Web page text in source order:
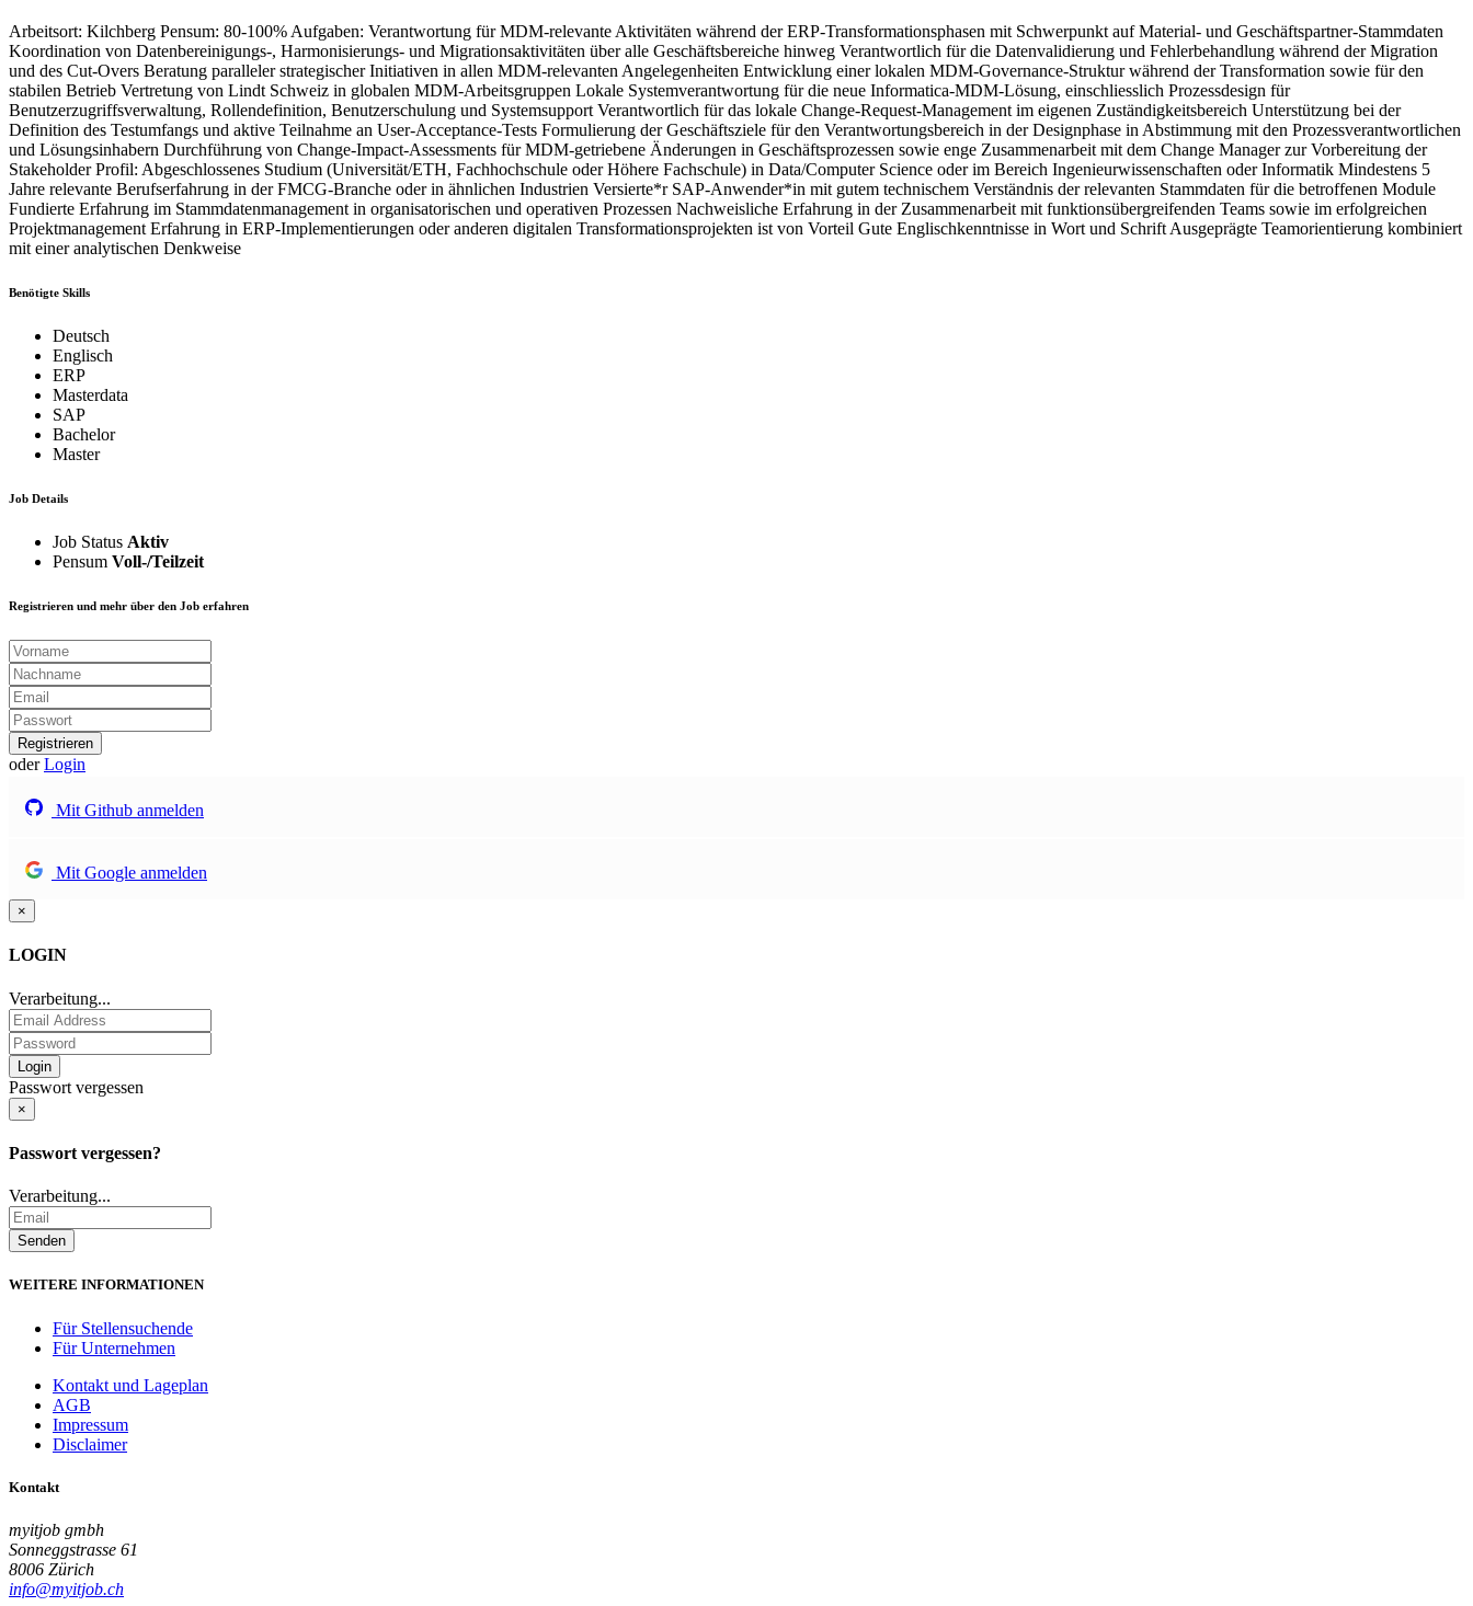
Arbeitsort: Kilchberg Pensum: 80-100% Aufgaben: Verantwortung für MDM-relevante Aktivitäten während der ERP-Transformationsphasen mit Schwerpunkt auf Material- und Geschäftspartner-Stammdaten
Koordination von Datenbereinigungs-, Harmonisierungs- und Migrationsaktivitäten über alle Geschäftsbereiche hinweg Verantwortlich für die Datenvalidierung und Fehlerbehandlung während der Migration
und des Cut-Overs Beratung paralleler strategischer Initiativen in allen MDM-relevanten Angelegenheiten Entwicklung einer lokalen MDM-Governance-Struktur während der Transformation sowie für den
stabilen Betrieb Vertretung von Lindt Schweiz in globalen MDM-Arbeitsgruppen Lokale Systemverantwortung für die neue Informatica-MDM-Lösung, einschliesslich Prozessdesign für
Benutzerzugriffsverwaltung, Rollendefinition, Benutzerschulung und Systemsupport Verantwortlich für das lokale Change-Request-Management im eigenen Zuständigkeitsbereich Unterstützung bei der
Definition des Testumfangs und aktive Teilnahme an User-Acceptance-Tests Formulierung der Geschäftsziele für den Verantwortungsbereich in der Designphase in Abstimmung mit den Prozessverantwortlichen
und Lösungsinhabern Durchführung von Change-Impact-Assessments für MDM-getriebene Änderungen in Geschäftsprozessen sowie enge Zusammenarbeit mit dem Change Manager zur Vorbereitung der
Stakeholder Profil: Abgeschlossenes Studium (Universität/ETH, Fachhochschule oder Höhere Fachschule) in Data/Computer Science oder im Bereich Ingenieurwissenschaften oder Informatik Mindestens 5
Jahre relevante Berufserfahrung in der FMCG-Branche oder in ähnlichen Industrien Versierte*r SAP-Anwender*in mit gutem technischem Verständnis der relevanten Stammdaten für die betroffenen Module
Fundierte Erfahrung im Stammdatenmanagement in organisatorischen und operativen Prozessen Nachweisliche Erfahrung in der Zusammenarbeit mit funktionsübergreifenden Teams sowie im erfolgreichen
Projektmanagement Erfahrung in ERP-Implementierungen oder anderen digitalen Transformationsprojekten ist von Vorteil Gute Englischkenntnisse in Wort und Schrift Ausgeprägte Teamorientierung kombiniert
mit einer analytischen Denkweise
Benötigte Skills
Deutsch
Englisch
ERP
Masterdata
SAP
Bachelor
Master
Job Details
Job Status Aktiv
Pensum Voll-/Teilzeit
Registrieren und mehr über den Job erfahren
Registrieren
oder Login
Mit Github anmelden
Mit Google anmelden
×
LOGIN
Verarbeitung...
Passwort vergessen
×
Passwort vergessen?
Verarbeitung...
WEITERE INFORMATIONEN
Für Stellensuchende
Für Unternehmen
Kontakt und Lageplan
AGB
Impressum
Disclaimer
Kontakt
myitjob gmbh
Sonneggstrasse 61
8006 Zürich
info@myitjob.ch